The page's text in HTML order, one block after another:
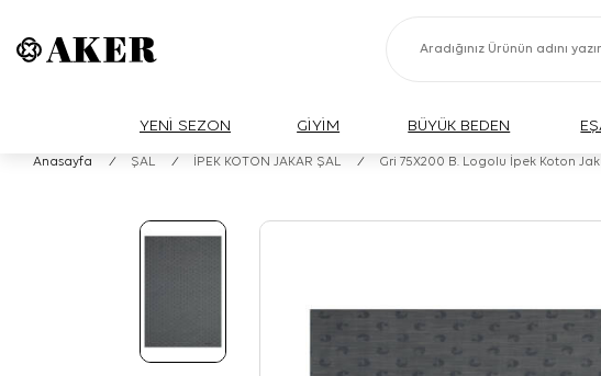
YENİ SEZON GİYİM BÜYÜK BEDEN
Anasayfa / ŞAL / İPEK KOTON JAKAR ŞAL / Gri 75X200 B. Logolu İpek Koton